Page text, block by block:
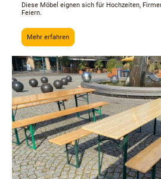
Diese Möbel eignen sich für Hochzeiten,
Feiern.
Mehr erfahren